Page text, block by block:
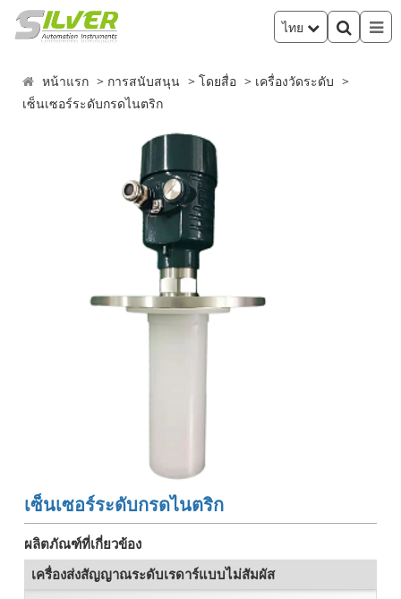
ไทย
หน้าแรก การสนับสนุน โดยสื่อ
เครื่องวัดระดับ
เซ็นเซอร์ระดับกรดไนตริก
เซ็นเซอร์ระดับกรดไนตริก
ผลิตภัณฑ์ที่เกี่ยวข้อง
เครื่องส่งสัญญาณระดับเรดาร์แบบไม่สัมผัส